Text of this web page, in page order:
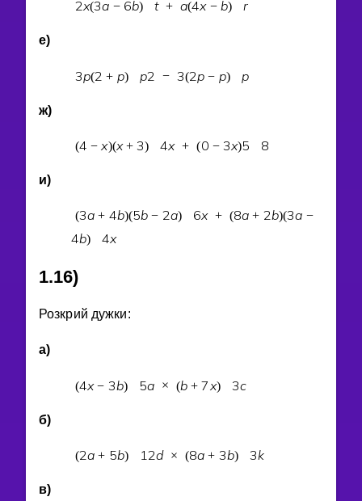
2x(3a − 6b) t + a(4x − b) r
е)
3p(2 + p) p2 − 3(2p − p) p
ж)
(4 − x)(x + 3) 4x + (0 − 3x)5 8
и)
(3a + 4b)(5b − 2a) 6x + (8a + 2b)(3a −
4b) 4x
1.16)
Розкрий дужки:
а)
(4x − 3b) 5a × (b + 7 x) 3c
б)
(2a + 5b) 1 2d × (8a + 3b) 3k
в)